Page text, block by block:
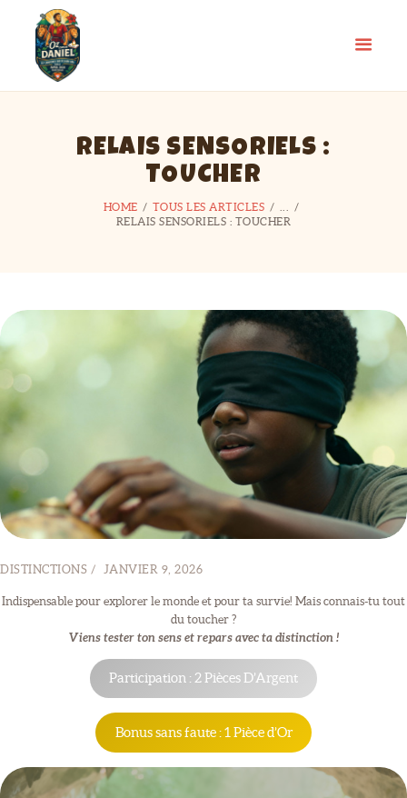
RELAIS SENSORIELS :
TOUCHER
HOME TOUS LES ARTICLES
RELAIS SENSORIELS : TOUCHER
DISTINCTIONS JANVIER 9, 2026
Indispensable pour explorer le monde et pour ta survie! Mais connais-tu tout
du toucher ?
Viens tester ton sens et repars avec ta distinction !
Participation : 2 Pièces D’Argent
Bonus sans faute : 1 Pièce d’Or